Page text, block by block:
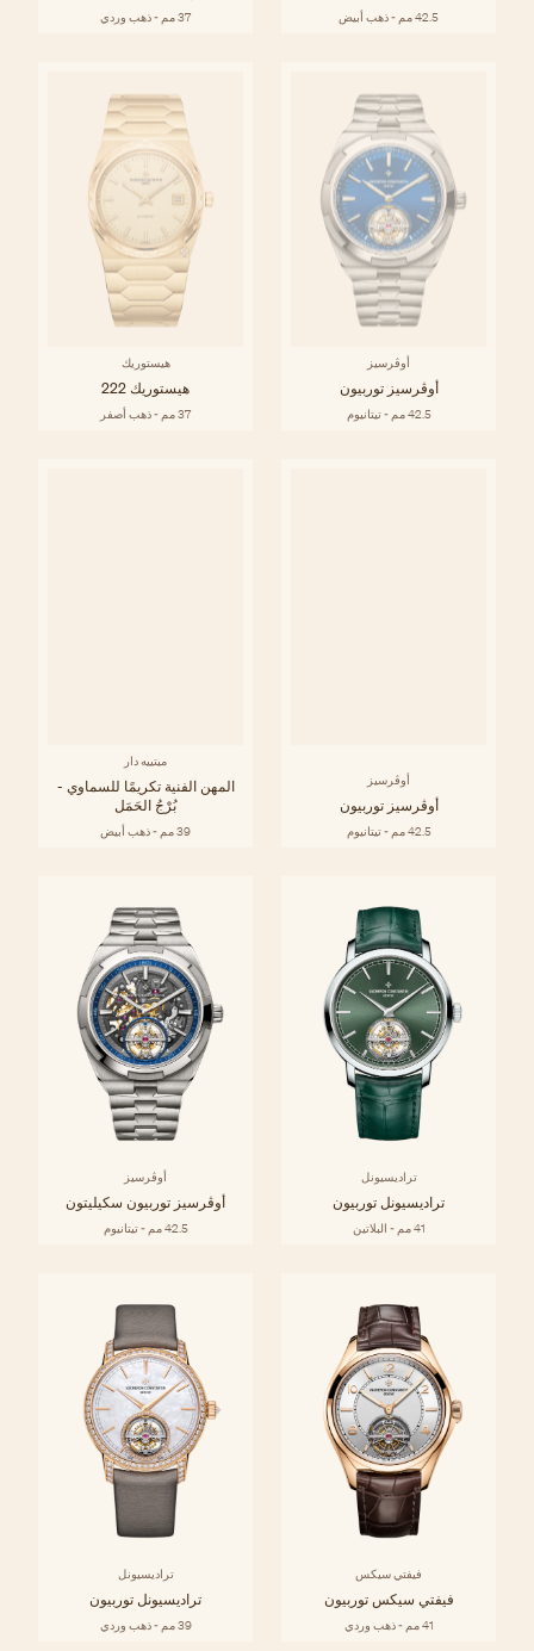
42.5 مم - ذهب أبيض 37 مم - ذهب وردي
أوڤرسيز
أوڤرسيز توربيون
42.5 مم - تيتانيوم
هيستوريك
هيستوريك 222
37 مم - ذهب أصفر
أوڤرسيز
أوڤرسيز توربيون
42.5 مم - تيتانيوم
ميتييه دار
المهن الفنية تكريمًا للسماوي -
بُرْجُ الحَمَل
39 مم - ذهب أبيض
تراديسيونل
تراديسيونل توربيون
41 مم - البلاتين
أوڤرسيز
أوڤرسيز توربيون سكيليتون
42.5 مم - تيتانيوم
فيفتي سيكس
فيفتي سيكس توربيون
41 مم - ذهب وردي
تراديسيونل
تراديسيونل توربيون
39 مم - ذهب وردي